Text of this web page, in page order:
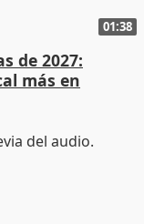
01:38
de 2027:
más en